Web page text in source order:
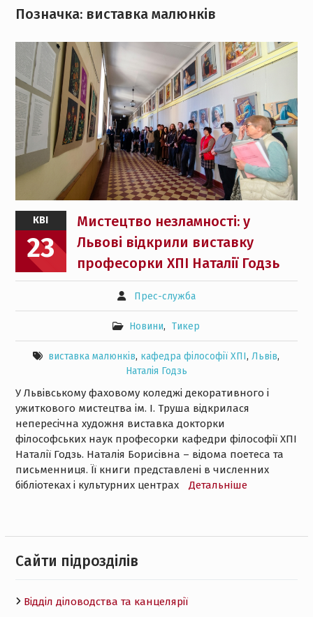
Позначка: виставка малюнків
КВІ
23
Мистецтво незламності: у
Львові відкрили виставку
професорки ХПІ Наталії Годзь
Прес-служба
Новини, Тикер
виставка малюнків, кафедра філософії ХПІ,Львів,
Наталія Годзь
У Львівському фаховому коледжі декоративного і
ужиткового мистецтва ім. І. Труша відкрилася
непересічна художня виставка докторки
філософських наук професорки кафедри філософії ХПІ
Наталії Годзь. Наталія Борисівна – відома поетеса та
письменниця. Її книги представлені в численних
бібліотеках і культурних центрах
Детальнiше
Cайти підрозділів
Відділ діловодства та канцелярії